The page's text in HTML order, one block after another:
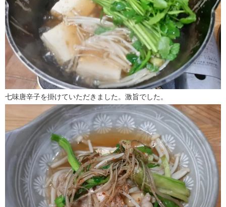
七味唐辛子を掛けていただきました。激旨でした。